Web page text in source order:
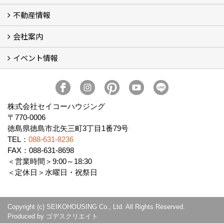
セイコーのリフォーム・リノベ
もっと知りたい、セイコーのリフォーム・リノベ
不動産情報
田宮・矢三の不動産ならセイコーハウジング
土地・中古住宅情報
賃貸情報
実家相続
ECOTOWN西矢三第3期・第4期分譲中
会社案内
会社概要
アクセス
スタッフ紹介
家づくりコラム
消費者志向自主宣言
ZEHビルダー2025年度実績報告書
SDGs宣言
リクルート
プライバシーポリシー
ご紹介キャンペーン
イベント情報
イベント予告
イベント報告
株式会社セイコーハウジング
〒770-0006
徳島県徳島市北矢三町3丁目1番79号
TEL： 088-631-8236
FAX：088-631-8698
＜営業時間＞9:00～18:30
＜定休日＞水曜日・祝祭日
Copyright (c) SEIKOHOUSING Co., Ltd. All Rights Reserved.
Produced by ゴデスクリエイト